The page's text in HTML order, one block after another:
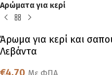
Αρώματα για κερί
Άρωμα για κερί και
Λεβάντα